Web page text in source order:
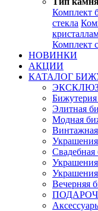
Комплект
стекла
Комплект
НОВИНКИ
АКЦИИ
КАТАЛОГ
Элитная
Модная
Вечерняя